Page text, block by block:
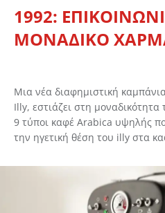
1992:
ΜΟΝΑΔΙΚΟ
Μια νέα διαφημιστική
Illy, εστιάζει στη
9 τύποι καφέ Arabica υψηλής
την ηγετική θέση του illy στα